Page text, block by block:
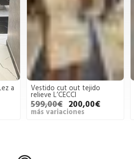
a Vestido cut out tejido
relieve L’CECCI
599,00€ 200,00€
más variaciones